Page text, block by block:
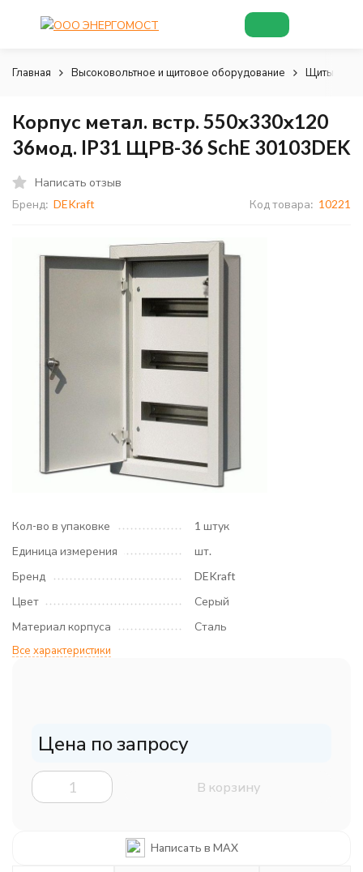
Главная Высоковольтное и щитовое оборудование Щиты и
Корпус метал. встр. 550х330х120
36мод. IP31 ЩРВ-36 SchE 30103DEK
Написать отзыв
Бренд: DEKraft Код товара: 10221
Кол-во в упаковке
1 штук
Единица измерения
шт.
Бренд
DEKraft
Цвет
Серый
Материал корпуса
Сталь
Все характеристики
Цена по запросу
В корзину
Написать в MAX